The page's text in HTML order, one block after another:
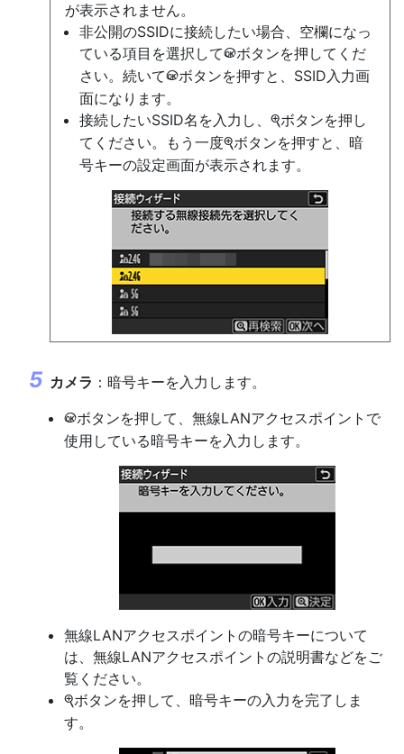
が表示されません。
非公開のSSIDに接続したい場合、空欄になっ
ている項目を選択してJボタンを押してくだ
さい。続いてJボタンを押すと、SSID入力画
面になります。
接続したいSSID名を入力し、
Xボタンを押し
てください。もう一度Xボタンを押すと、暗
号キーの設定画面が表示されます。
カメラ ：暗号キーを入力します。
Jボタンを押して、無線LANアクセスポイントで
使用している暗号キーを入力します。
無線LANアクセスポイントの暗号キーについて
は、無線LANアクセスポイントの説明書などをご
覧ください。
Xボタンを押して、暗号キーの入力を完了しま
す。